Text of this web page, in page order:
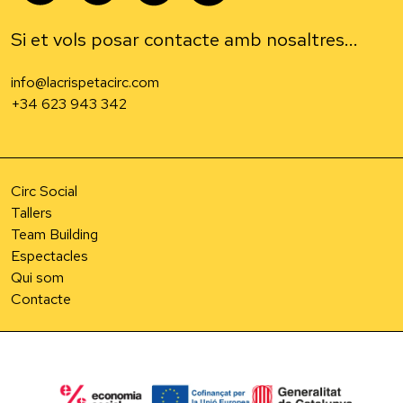
Si et vols posar contacte amb nosaltres...
info@lacrispetacirc.com
+34 623 943 342
Circ Social
Tallers
Team Building
Espectacles
Qui som
Contacte